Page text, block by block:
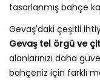
tasarlanmış bahçe
Gevaş'daki çeşitli
Gevaş tel örgü ve
alanlarınızı daha
bahçeniz için farklı